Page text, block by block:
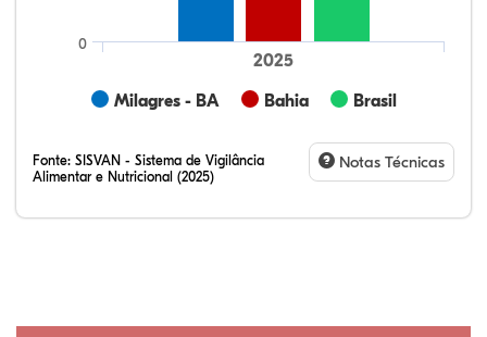
Milagres - BA Bahia Brasil
2025
0
Fonte: SISVAN - Sistema de Vigilância
Alimentar e Nutricional (2025)
Notas Técnicas